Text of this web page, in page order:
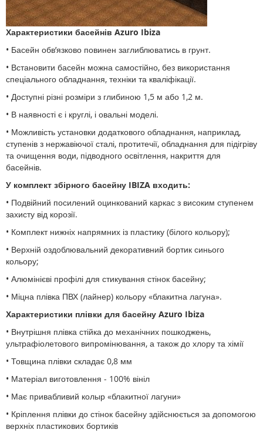
Характеристики басейнів Azuro Ibiza
• Басейн обв’язково повинен заглиблюватись в грунт.
• Встановити басейн можна самостійно, без використання
спеціального обладнання, техніки та кваліфікації.
• Доступні різні розміри з глибиною 1,5 м або 1,2 м.
• В наявності є і круглі, і овальні моделі.
• Можливість установки додаткового обладнання, наприклад,
ступенів з нержавіючої сталі, протитечії, обладнання для підігріву
та очищення води, підводного освітлення, накриття для
басейнів.
У комплект збірного басейну IBIZA входить:
• Подвійний посилений оцинкований каркас з високим ступенем
захисту від корозії.
• Комплект нижніх напрямних із пластику (білого кольору);
• Верхній оздоблювальний декоративний бортик синього
кольору;
• Алюмінієві профілі для стикування стінок басейну;
• Міцна плівка ПВХ (лайнер) кольору «блакитна лагуна».
Характеристики плівки для басейну Azuro Ibiza
• Внутрішня плівка стійка до механічних пошкоджень,
ультрафіолетового випромінювання, а також до хлору та хімії
• Товщина плівки складає 0,8 мм
• Матеріал виготовлення - 100% вініл
• Має привабливий колыр «блакитної лагуни»
• Кріплення плівки до стінок басейну здійснюється за допомогою
верхніх пластикових бортиків